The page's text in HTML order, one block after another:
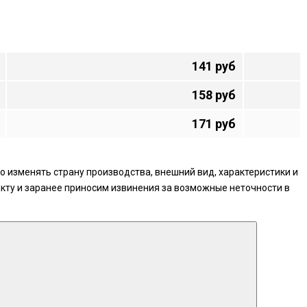
141 руб
158 руб
171 руб
страну производства, внешний вид, характеристики и
и заранее приносим извинения за возможные неточности в